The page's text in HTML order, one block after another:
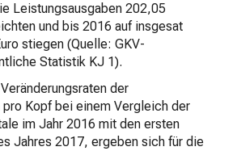
Leistungsausgaben 202,05
und bis 2016 auf insgesat
stiegen (Quelle: GKV-
Statistik KJ 1).
der
pro Kopf bei einem Vergleich der
im Jahr 2016 mit den ersten
Jahres 2017, ergeben sich für die